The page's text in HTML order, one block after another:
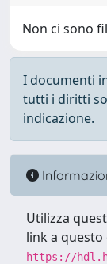
Non ci sono
I documenti
tutti i diritti
indicazione.
Utilizza
link a
https://